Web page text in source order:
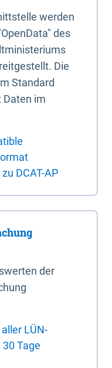
werden
des
Die
Standard
Daten im
DCAT-AP
der
LÜN-
Tage